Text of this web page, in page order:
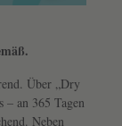
Über „Dry
– an 365 Tagen
Neben